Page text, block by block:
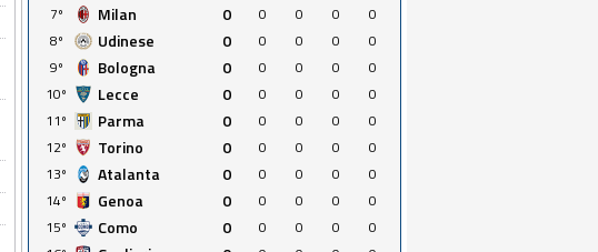
7º
Milan 0 0 0 0
0
8º
Udinese 0 0 0 0
0
9º
Bologna 0 0 0 0
0
10º
Lecce 0 0 0 0
0
11º
Parma 0 0 0 0
0
12º
Torino 0 0 0 0
0
13º
Atalanta 0 0 0 0
0
14º
Genoa 0 0 0 0
0
15º
Como 0 0 0 0
0